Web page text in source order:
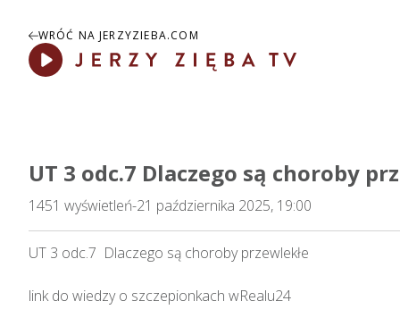
WRÓĆ NA JERZYZIEBA.COM
UT 3 odc.7 Dlaczego są choroby
1451 wyświetleń-21 października 2025, 19:00
UT 3 odc.7  Dlaczego są choroby przewlekłe
link do wiedzy o szczepionkach wRealu24